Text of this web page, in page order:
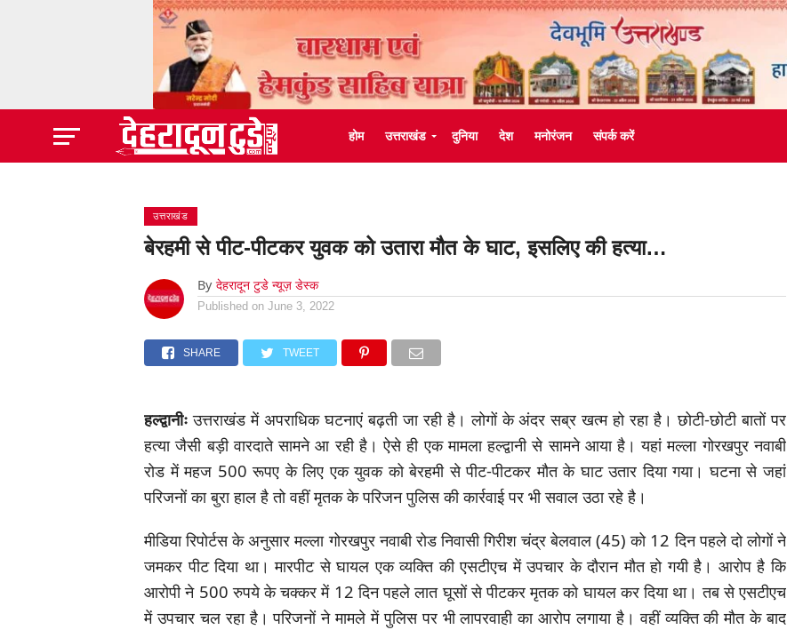
होम उत्तराखंड दुनिया देश मनोरंजन संपर्क करें
उत्तराखंड
बेरहमी से पीट-पीटकर युवक को उतारा मौत के घाट, इसलिए की हत्या…
By देहरादून टुडे न्यूज़ डेस्क
Published on June 3, 2022
SHARE TWEET
हल्द्वानीः उत्तराखंड में अपराधिक घटनाएं बढ़ती जा रही है। लोगों के अंदर सब्र खत्म हो रहा है। छोटी-छोटी बातों पर
हत्या जैसी बड़ी वारदाते सामने आ रही है। ऐसे ही एक मामला हल्द्वानी से सामने आया है। यहां मल्ला गोरखपुर नवाबी
रोड में महज 500 रूपए के लिए एक युवक को बेरहमी से पीट-पीटकर मौत के घाट उतार दिया गया। घटना से जहां
परिजनों का बुरा हाल है तो वहीं मृतक के परिजन पुलिस की कार्रवाई पर भी सवाल उठा रहे है।
मीडिया रिपोर्टस के अनुसार मल्ला गोरखपुर नवाबी रोड निवासी गिरीश चंद्र बेलवाल (45) को 12 दिन पहले दो लोगों ने
जमकर पीट दिया था। मारपीट से घायल एक व्यक्ति की एसटीएच में उपचार के दौरान मौत हो गयी है। आरोप है कि
आरोपी ने 500 रुपये के चक्कर में 12 दिन पहले लात घूसों से पीटकर मृतक को घायल कर दिया था। तब से एसटीएच
में उपचार चल रहा है। परिजनों ने मामले में पुलिस पर भी लापरवाही का आरोप लगाया है। वहीं व्यक्ति की मौत के बाद